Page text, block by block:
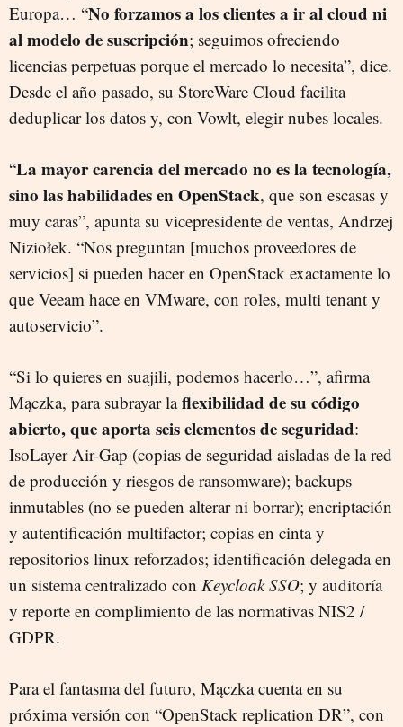
Europa… “No forzamos a los clientes a ir al cloud ni
al modelo de suscripción; seguimos ofreciendo
licencias perpetuas porque el mercado lo necesita”, dice.
Desde el año pasado, su StoreWare Cloud facilita
deduplicar los datos y, con Vowlt, elegir nubes locales.
“La mayor carencia del mercado no es la tecnología,
sino las habilidades en OpenStack, que son escasas y
muy caras”, apunta su vicepresidente de ventas, Andrzej
Niziołek. “Nos preguntan [muchos proveedores de
servicios] si pueden hacer en OpenStack exactamente lo
que Veeam hace en VMware, con roles, multi tenant y
autoservicio”.
“Si lo quieres en suajili, podemos hacerlo…”, afirma
Mączka, para subrayar laflexibilidad de su código
abierto, que aporta seis elementos de seguridad:
IsoLayer Air-Gap (copias de seguridad aisladas de la red
de producción y riesgos de ransomware); backups
inmutables (no se pueden alterar ni borrar); encriptación
y autentificación multifactor; copias en cinta y
repositorios linux reforzados; identificación delegada en
un sistema centralizado con Keycloak SSO; y auditoría
y reporte en complimiento de las normativas NIS2 /
GDPR.
Para el fantasma del futuro, Mączka cuenta en su
próxima versión con “OpenStack replication DR”, con